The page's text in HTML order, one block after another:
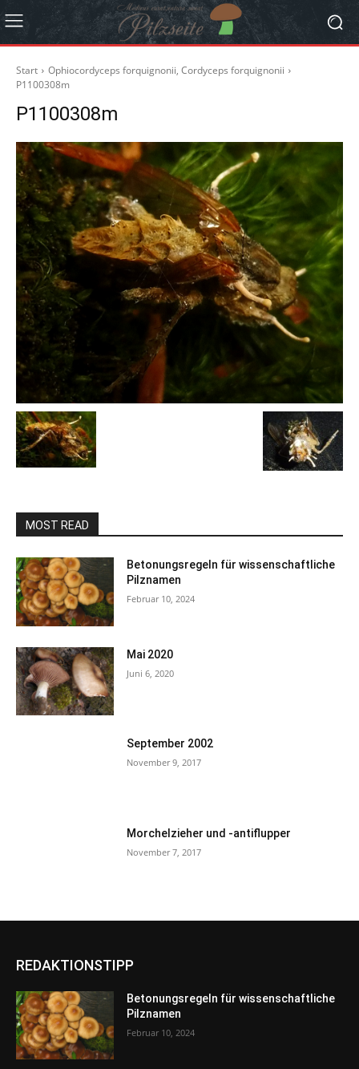
Start
Ophiocordyceps forquignonii, Cordyceps forquignonii
P1100308m
P1100308m
MOST READ
Betonungsregeln für wissenschaftliche
Pilznamen
Februar 10, 2024
Mai 2020
Juni 6, 2020
September 2002
November 9, 2017
Morchelzieher und -antiflupper
November 7, 2017
REDAKTIONSTIPP
Betonungsregeln für wissenschaftliche
Pilznamen
Februar 10, 2024